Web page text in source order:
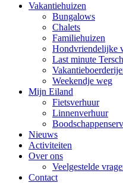
Vakantiehuizen
Bungalows
Chalets
Familiehuizen
Hondvriendelijke
Last minute
Weekendje weg
Mijn Eiland
Fietsverhuur
Linnenverhuur
Nieuws
Activiteiten
Over ons
Veelgestelde
Contact